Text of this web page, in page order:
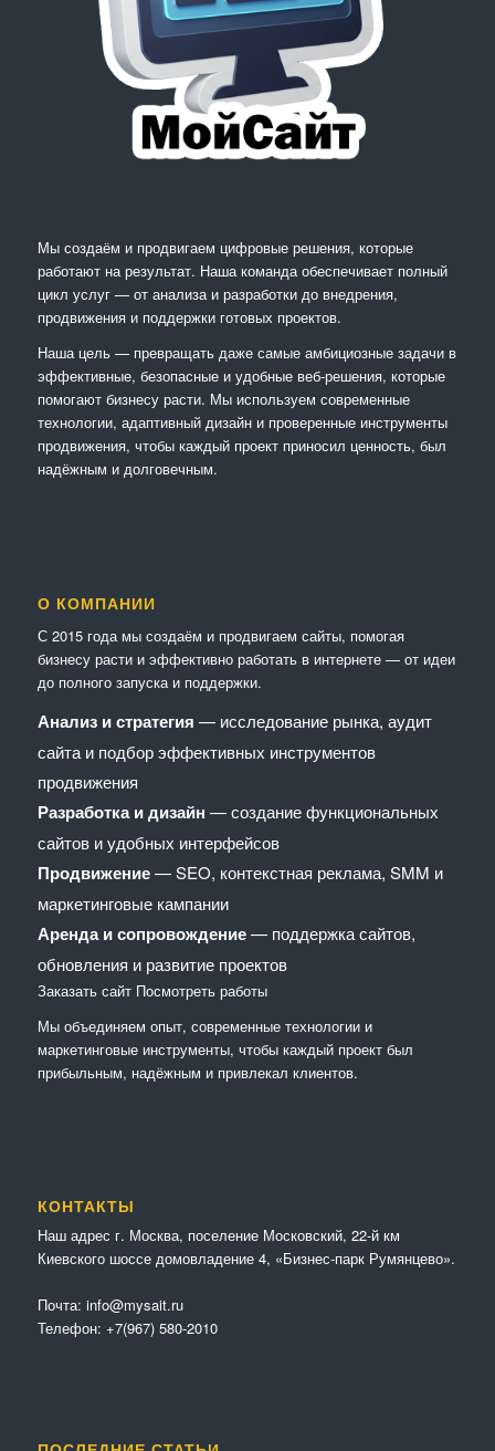
Мы создаём и продвигаем цифровые решения, которые
работают на результат. Наша команда обеспечивает полный
цикл услуг — от анализа и разработки до внедрения,
продвижения и поддержки готовых проектов.
Наша цель — превращать даже самые амбициозные задачи в
эффективные, безопасные и удобные веб-решения, которые
помогают бизнесу расти. Мы используем современные
технологии, адаптивный дизайн и проверенные инструменты
продвижения, чтобы каждый проект приносил ценность, был
надёжным и долговечным.
О КОМПАНИИ
С 2015 года мы создаём и продвигаем сайты, помогая
бизнесу расти и эффективно работать в интернете — от идеи
до полного запуска и поддержки.
Анализ и стратегия — исследование рынка, аудит
сайта и подбор эффективных инструментов
продвижения
Разработка и дизайн — создание функциональных
сайтов и удобных интерфейсов
Продвижение— SEO, контекстная реклама, SMM и
маркетинговые кампании
Аренда и сопровождение— поддержка сайтов,
обновления и развитие проектов
Заказать сайт Посмотреть работы
Мы объединяем опыт, современные технологии и
маркетинговые инструменты, чтобы каждый проект был
прибыльным, надёжным и привлекал клиентов.
КОНТАКТЫ
Наш адрес г. Москва, поселение Московский, 22-й км
Киевского шоссе домовладение 4, «Бизнес-парк Румянцево».
Почта: info@mysait.ru
Телефон: +7(967) 580-2010